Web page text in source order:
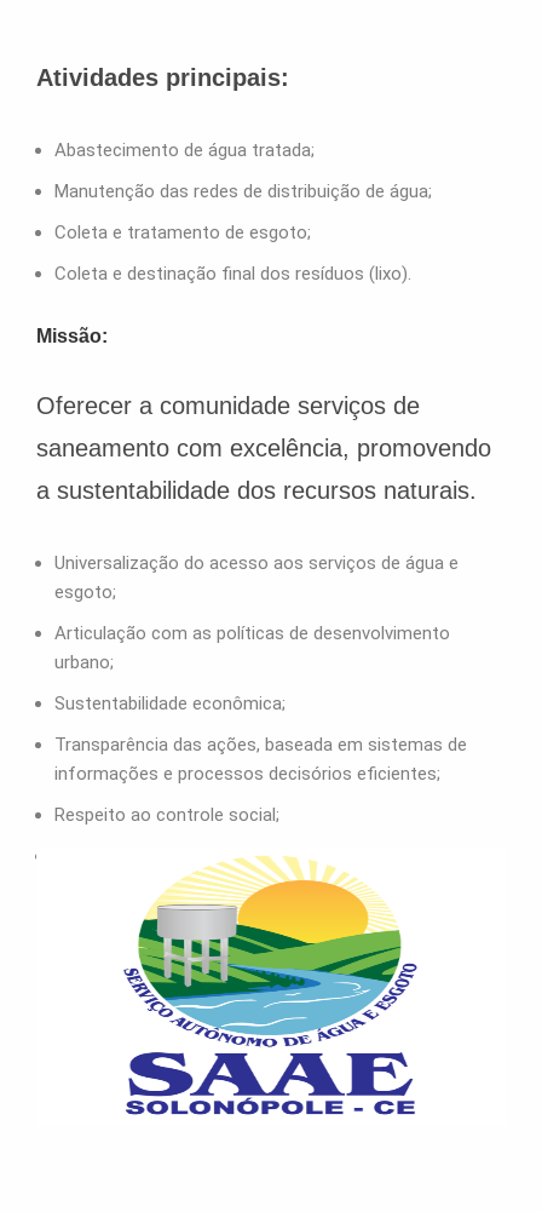
Atividades principais:
Abastecimento de água tratada;
Manutenção das redes de distribuição de água;
Coleta e tratamento de esgoto;
Coleta e destinação final dos resíduos (lixo).
Missão:
Oferecer a comunidade serviços de
saneamento com excelência, promovendo
a sustentabilidade dos recursos naturais.
Universalização do acesso aos serviços de água e
esgoto;
Articulação com as políticas de desenvolvimento
urbano;
Sustentabilidade econômica;
Transparência das ações, baseada em sistemas de
informações e processos decisórios eficientes;
Respeito ao controle social;
Segurança, qualidade e regularidade nos serviços